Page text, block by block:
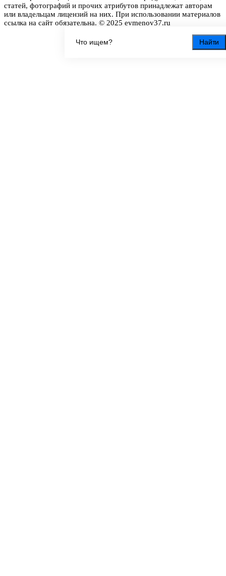
Найти
статей, фотографий и прочих атрибутов принадлежат авторам
или владельцам лицензий на них. При использовании материалов
ссылка на сайт обязательна. © 2025 evmenov37.ru